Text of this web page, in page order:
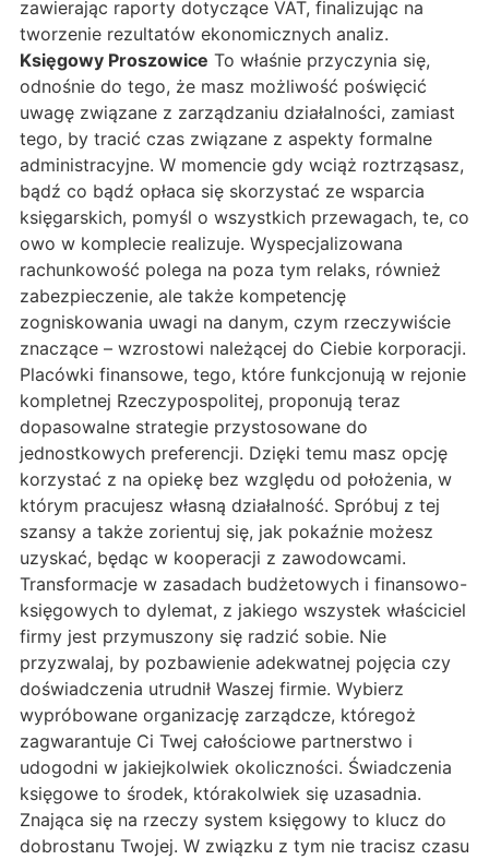
zawierając raporty dotyczące VAT, finalizując na
tworzenie rezultatów ekonomicznych analiz.
Księgowy Proszowice To właśnie przyczynia się,
odnośnie do tego, że masz możliwość poświęcić
uwagę związane z zarządzaniu działalności, zamiast
tego, by tracić czas związane z aspekty formalne
administracyjne. W momencie gdy wciąż roztrząsasz,
bądź co bądź opłaca się skorzystać ze wsparcia
księgarskich, pomyśl o wszystkich przewagach, te, co
owo w komplecie realizuje. Wyspecjalizowana
rachunkowość polega na poza tym relaks, również
zabezpieczenie, ale także kompetencję
zogniskowania uwagi na danym, czym rzeczywiście
znaczące – wzrostowi należącej do Ciebie korporacji.
Placówki finansowe, tego, które funkcjonują w rejonie
kompletnej Rzeczypospolitej, proponują teraz
dopasowalne strategie przystosowane do
jednostkowych preferencji. Dzięki temu masz opcję
korzystać z na opiekę bez względu od położenia, w
którym pracujesz własną działalność. Spróbuj z tej
szansy a także zorientuj się, jak pokaźnie możesz
uzyskać, będąc w kooperacji z zawodowcami.
Transformacje w zasadach budżetowych i finansowo-
księgowych to dylemat, z jakiego wszystek właściciel
firmy jest przymuszony się radzić sobie. Nie
przyzwalaj, by pozbawienie adekwatnej pojęcia czy
doświadczenia utrudnił Waszej firmie. Wybierz
wypróbowane organizację zarządcze, któregoż
zagwarantuje Ci Twej całościowe partnerstwo i
udogodni w jakiejkolwiek okoliczności. Świadczenia
księgowe to środek, którakolwiek się uzasadnia.
Znająca się na rzeczy system księgowy to klucz do
dobrostanu Twojej. W związku z tym nie tracisz czasu